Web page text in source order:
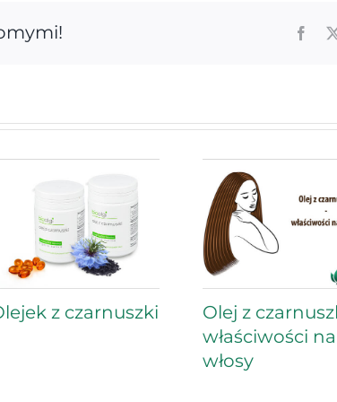
z czarnuszki
Olej z
właściwości na
włosy